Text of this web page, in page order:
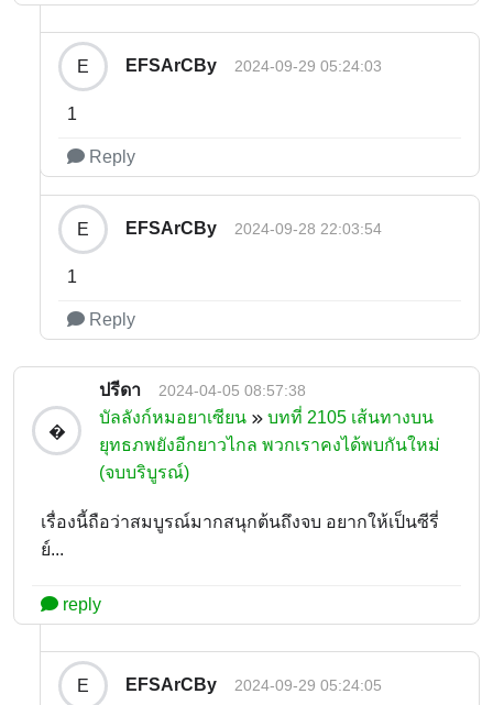
E EFSArCBy 2024-09-29 05:24:03
1
Reply
E EFSArCBy 2024-09-28 22:03:54
1
Reply
�
ปรีดา 2024-04-05 08:57:38
บัลลังก์หมอยาเซียน
บทที่ 2105 เส้นทางบน
ยุทธภพยังอีกยาวไกล พวกเราคงได้พบกันใหม่
(จบบริบูรณ์)
เรื่องนี้ถือว่าสมบูรณ์มากสนุกต้นถึงจบ อยากให้เป็นซีรี่
ย์...
reply
E EFSArCBy 2024-09-29 05:24:05